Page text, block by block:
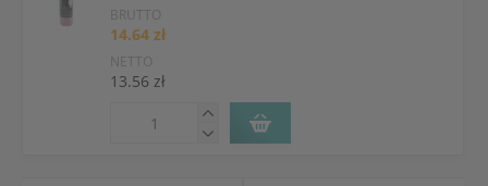
BRUTTO
14.64 zł
NETTO
13.56 zł